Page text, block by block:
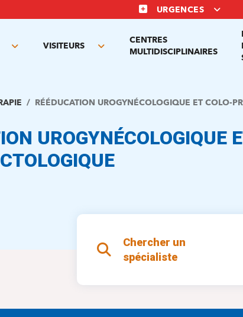
URGENCES
Toggle
VISITEURS
Toggle
CENTRES
MULTIDISCIPLINAIRES
RÉÉDUCATION UROGYNÉCOLOGIQUE ET COLO-
UROGYNÉCOLOGIQUE
Chercher un
spécialiste